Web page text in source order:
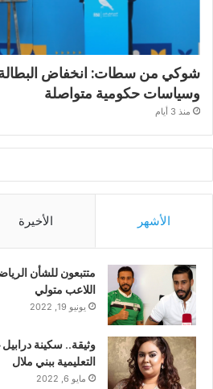
شوكي من سطات: انخفاض البطالة
وسياسات حكومية متواصلة
منذ 3 أيام
الأشهر الأخيرة
متتبعون للشأن
اللاعب متولي
يونيو 19, 2022
وثيقة.. سكينة
التعليمية ببني ملال
مايو 6, 2022